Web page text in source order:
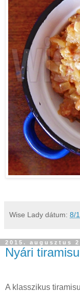
Wise Lady dátum: 8/
2015. augusztus
Nyári
A klasszikus